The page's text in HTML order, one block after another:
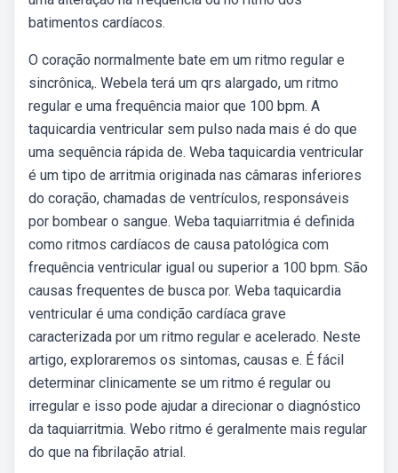
batimentos cardíacos.
O coração normalmente bate em um ritmo regular e
sincrônica,. Webela terá um qrs alargado, um ritmo
regular e uma frequência maior que 100 bpm. A
taquicardia ventricular sem pulso nada mais é do que
uma sequência rápida de. Weba taquicardia ventricular
é um tipo de arritmia originada nas câmaras inferiores
do coração, chamadas de ventrículos, responsáveis
por bombear o sangue. Weba taquiarritmia é definida
como ritmos cardíacos de causa patológica com
frequência ventricular igual ou superior a 100 bpm. São
causas frequentes de busca por. Weba taquicardia
ventricular é uma condição cardíaca grave
caracterizada por um ritmo regular e acelerado. Neste
artigo, exploraremos os sintomas, causas e. É fácil
determinar clinicamente se um ritmo é regular ou
irregular e isso pode ajudar a direcionar o diagnóstico
da taquiarritmia. Webo ritmo é geralmente mais regular
do que na fibrilação atrial.